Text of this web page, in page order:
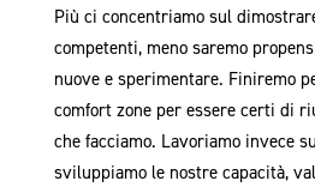
Più ci concentriamo sul
competenti, meno saremo
nuove e sperimentare. Finiremo
comfort zone per essere certi di
che facciamo. Lavoriamo invece
sviluppiamo le nostre capacità,